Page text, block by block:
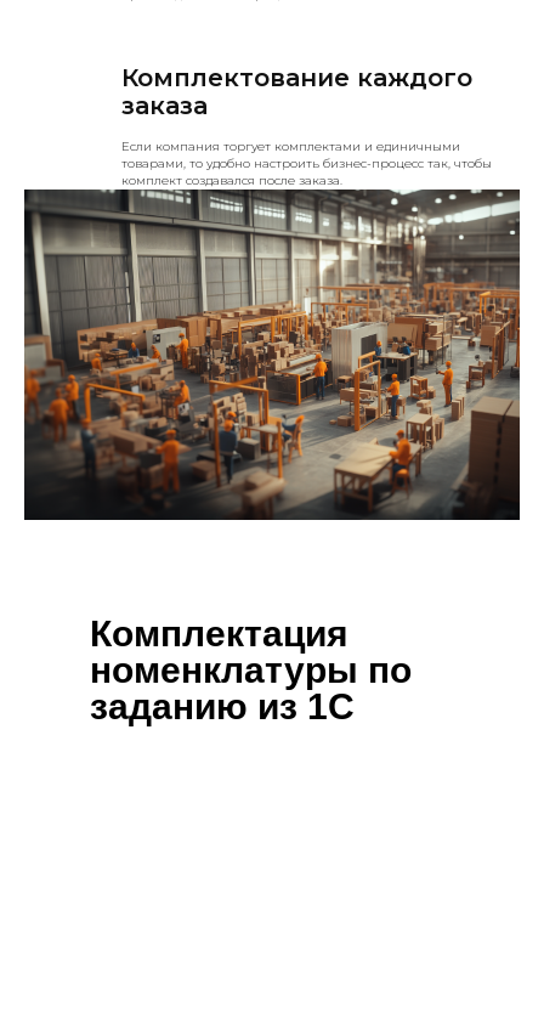
Комплектование каждого
заказа
Если компания торгует комплектами и единичными
товарами, то удобно настроить бизнес-процесс так, чтобы
комплект создавался после заказа.
Комплектация
номенклатуры по
заданию из 1С